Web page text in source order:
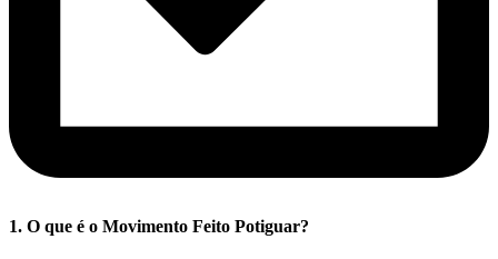
1. O que é o Movimento Feito Potiguar?